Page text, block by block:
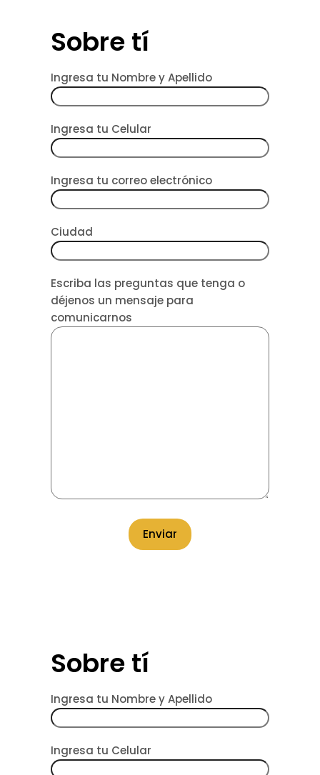
Sobre tí
Ingresa tu Nombre y Apellido
Ingresa tu Celular
Ingresa tu correo electrónico
Ciudad
Escriba las preguntas que tenga o
déjenos un mensaje para
comunicarnos
Sobre tí
Ingresa tu Nombre y Apellido
Ingresa tu Celular